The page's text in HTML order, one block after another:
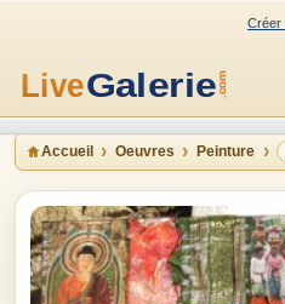
Créer
Accueil Oeuvres Peinture